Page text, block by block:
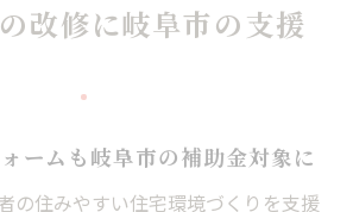
改修に岐阜市の支援
ームも岐阜市の補助金対象に
の住みやすい住宅環境づくりを支援